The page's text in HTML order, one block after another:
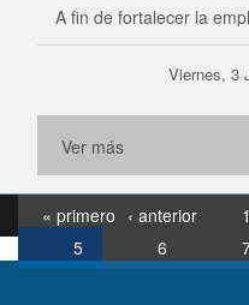
A fin de fortalecer la
Viernes, 3
Ver más
« primero ‹ anterior 1
5
6